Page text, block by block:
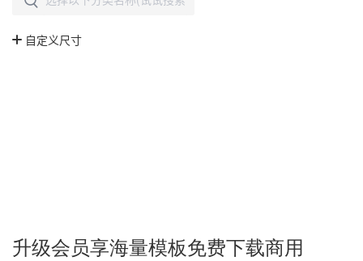
升级会员享海量模板免费下载商用